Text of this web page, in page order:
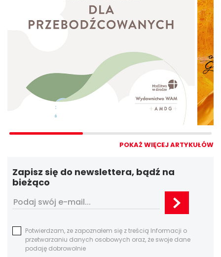
POKAŻ WIĘCEJ ARTYKUŁÓW
Zapisz się do newslettera, bądź na
bieżąco
Potwierdzam, ze zapoznałem się z treścią Informacji o
przetwarzaniu danych osobowych oraz, że swoje dane
podaję dobrowolnie